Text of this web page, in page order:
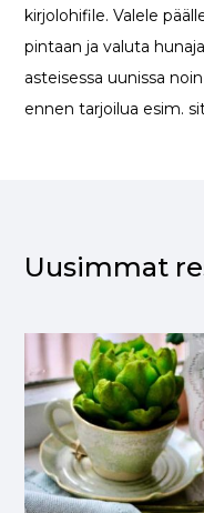
kirjolohifile. Valele
pintaan ja valuta
asteisessa uunissa
ennen tarjoilua esim.
Uusimmat